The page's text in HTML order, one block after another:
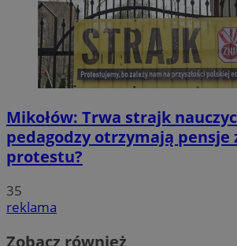
Mikołów: Trwa strajk
pedagodzy otrzymają pensje
protestu?
35
reklama
Zobacz również